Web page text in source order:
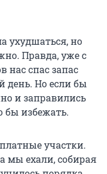
ухудшаться, но
Правда, уже с
нас спас запас
день. Но если бы
и заправились
бы избежать.
участки.
мы ехали, собирая